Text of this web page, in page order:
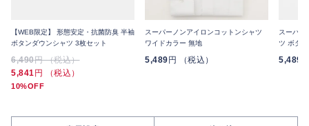
【WEB限定】 形態安定・抗菌防臭 半袖
ボタンダウンシャツ 3枚セット
6,490円 （税込）
5,841 円 （税込）
10%OFF
スーパーノンアイロンコットンシャツ
ワイドカラー 無地
5,489 円 （税込）
スーパー
ツ ボタ
5,489